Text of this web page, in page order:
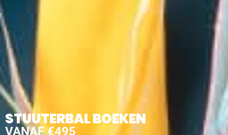
VANAF €495
STUUTERBAL BOEKEN